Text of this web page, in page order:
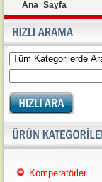
Ana_Sayfa
Komperatörler